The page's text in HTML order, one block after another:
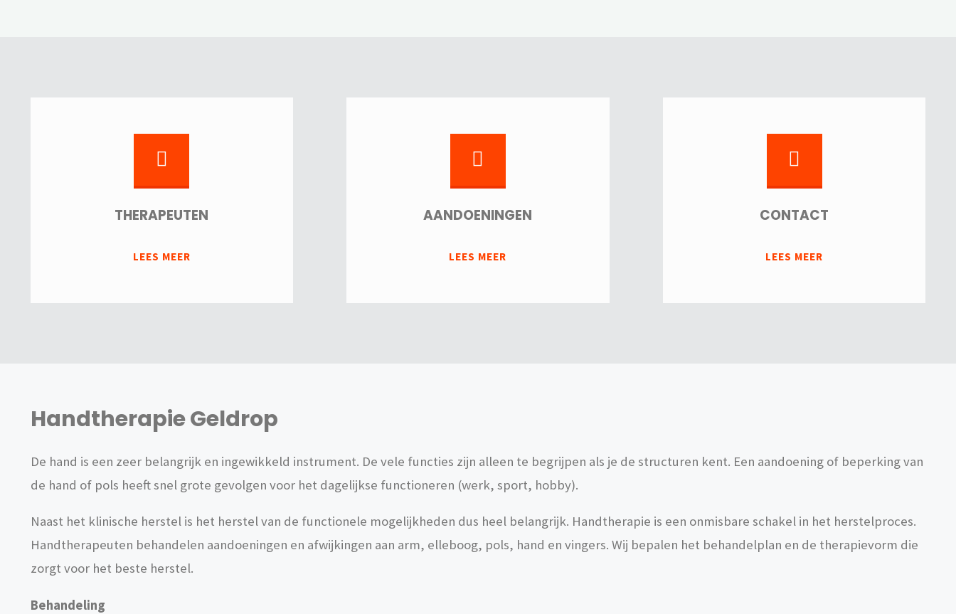
THERAPEUTEN
LEES MEER"THERAPEUTEN"
AANDOENINGEN
LEES MEER
CONTACT
LEES MEER
Handtherapie Geldrop
De hand is een zeer belangrijk en ingewikkeld instrument. De vele functies zijn alleen te begrijpen als je de structuren kent. Een aandoening of beperking van
de hand of pols heeft snel grote gevolgen voor het dagelijkse functioneren (werk, sport, hobby).
Naast het klinische herstel is het herstel van de functionele mogelijkheden dus heel belangrijk. Handtherapie is een onmisbare schakel in het herstelproces.
Handtherapeuten behandelen aandoeningen en afwijkingen aan arm, elleboog, pols, hand en vingers. Wij bepalen het behandelplan en de therapievorm die
zorgt voor het beste herstel.
Behandeling